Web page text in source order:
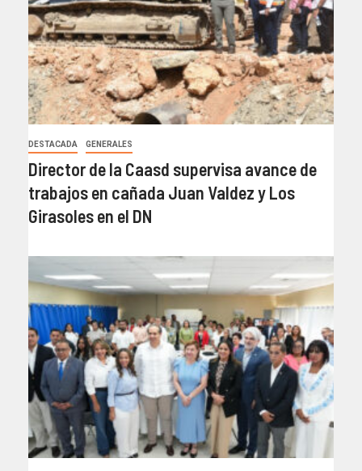
DESTACADA GENERALES
Director de la Caasd supervisa avance de
trabajos en cañada Juan Valdez y Los
Girasoles en el DN